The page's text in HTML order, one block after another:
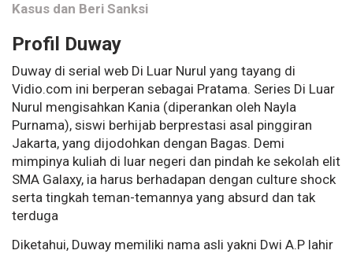
Kasus dan Beri Sanksi
Profil Duway
Duway di serial web Di Luar Nurul yang tayang di
Vidio.com ini berperan sebagai Pratama. Series Di Luar
Nurul mengisahkan Kania (diperankan oleh Nayla
Purnama), siswi berhijab berprestasi asal pinggiran
Jakarta, yang dijodohkan dengan Bagas. Demi
mimpinya kuliah di luar negeri dan pindah ke sekolah elit
SMA Galaxy, ia harus berhadapan dengan culture shock
serta tingkah teman-temannya yang absurd dan tak
terduga
Diketahui, Duway memiliki nama asli yakni Dwi A.P lahir